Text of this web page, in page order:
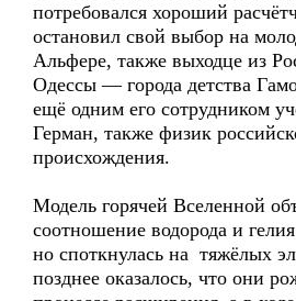
потребовался хороший
остановил свой выбор на
Альфере, также выходце из
Одессы — города детства
ещё одним его сотрудником
Герман, также физик
происхождения.
Модель горячей Вселенной
соотношение водорода и
но споткнулась на тяжёлых
позднее оказалось, что они